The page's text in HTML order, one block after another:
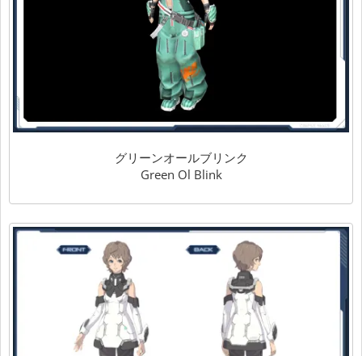
グリーンオールブリンク
Green Ol Blink